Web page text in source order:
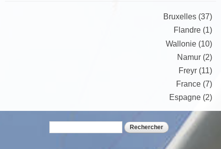
Bruxelles (37)
Flandre (1)
Wallonie (10)
Namur (2)
Freyr (11)
France (7)
Espagne (2)
Formulaire de recherche